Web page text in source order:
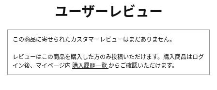
ユーザーレビュー
この商品に寄せられたカスタマーレビューはまだありません。
レビューはこの商品を購入した方のみ投稿いただけます。購入商品はログ
イン後、マイページ内 購入履歴一覧 からご確認いただけます。